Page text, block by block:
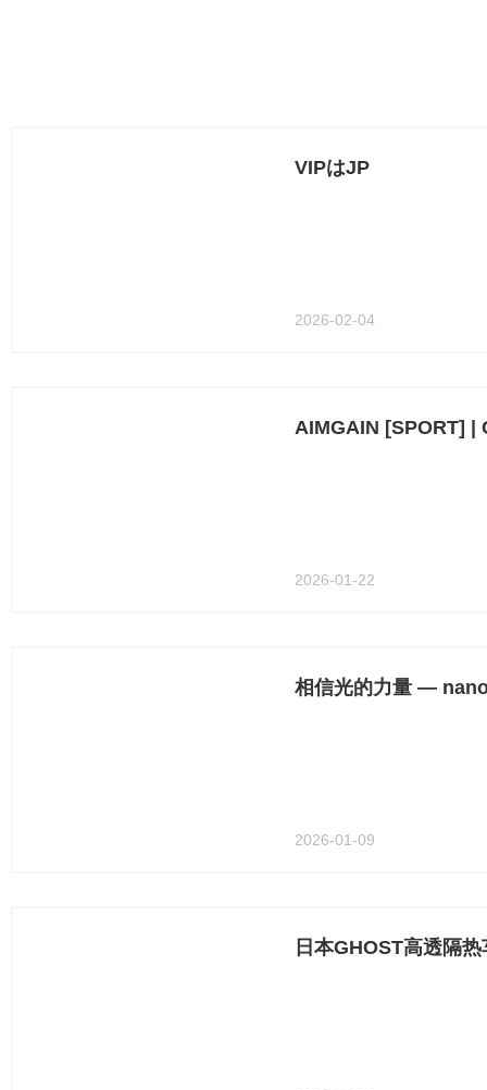
VIPはJP
2026-02-04
2026-01-22
2026-01-09
日本GHOST高透隔